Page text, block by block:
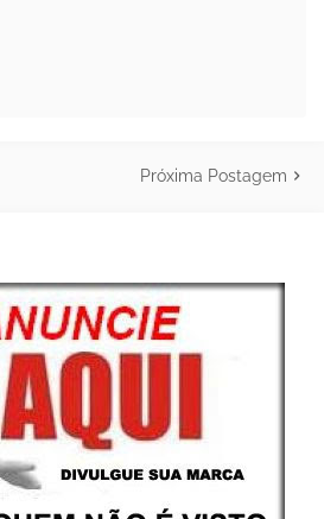
Próxima Postagem